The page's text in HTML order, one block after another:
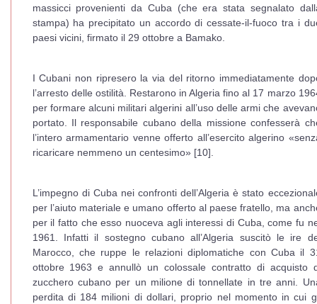
massicci provenienti da Cuba (che era stata segnalato
stampa) ha precipitato un accordo di cessate-il-fuoco tra i
paesi vicini, firmato il 29 ottobre a Bamako.
I Cubani non ripresero la via del ritorno immediatamente
l’arresto delle ostilità. Restarono in Algeria fino al 17 marzo
per formare alcuni militari algerini all’uso delle armi che
portato. Il responsabile cubano della missione confesserà
l’intero armamentario venne offerto all’esercito algerino
ricaricare nemmeno un centesimo» [10].
L’impegno di Cuba nei confronti dell’Algeria è stato
per l’aiuto materiale e umano offerto al paese fratello, ma
per il fatto che esso nuoceva agli interessi di Cuba, come fu
1961. Infatti il sostegno cubano all’Algeria suscitò le ire
Marocco, che ruppe le relazioni diplomatiche con Cuba il
ottobre 1963 e annullò un colossale contratto di acquisto
zucchero cubano per un milione di tonnellate in tre anni.
perdita di 184 milioni di dollari, proprio nel momento in cui